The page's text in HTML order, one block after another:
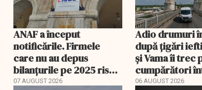
ANAF a început
notificările. Firmele
care nu au depus
bilanțurile pe 2025 riscă
să ajungă inactive fiscal
07 AUGUST 2026
Adio drumuri
după țigări
și Vama îi trec
cumpărători
registru
06 AUGUST 2026